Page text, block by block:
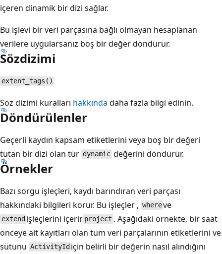
içeren dinamik bir dizi sağlar.
Bu işlevi bir veri parçasına bağlı olmayan hesaplanan
verilere uygularsanız boş bir değer döndürür.
Sözdizimi
extent_tags()
Söz dizimi kuralları hakkında daha fazla bilgi edinin.
Döndürülenler
Geçerli kaydın kapsam etiketlerini veya boş bir değeri
tutan bir dizi olan tür dynamic değerini döndürür.
Örnekler
Bazı sorgu işleçleri, kaydı barındıran veri parçası
hakkındaki bilgileri korur. Bu işleçler , whereve
extend işleçlerini içerir project . Aşağıdaki örnekte, bir saat
önceye ait kayıtları olan tüm veri parçalarının etiketlerini ve
sütunu ActivityId için belirli bir değerin nasıl alındığını